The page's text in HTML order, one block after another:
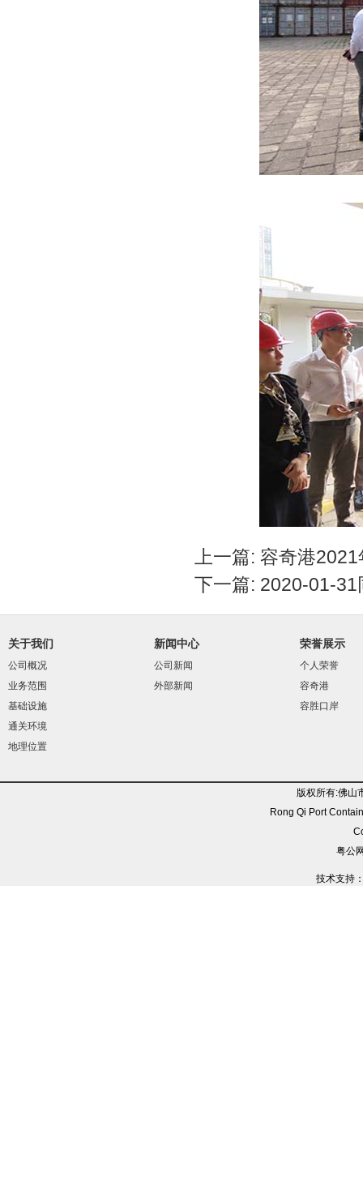
上一篇: 容奇港
下一篇: 2020-01-31
关于我们
公司概况
业务范围
基础设施
通关环境
地理位置
新闻中心
公司新闻
外部新闻
荣誉展示
个人荣誉
容奇港
容胜口岸
版权所有:佛山
Rong Qi Port
粤公
技术支持